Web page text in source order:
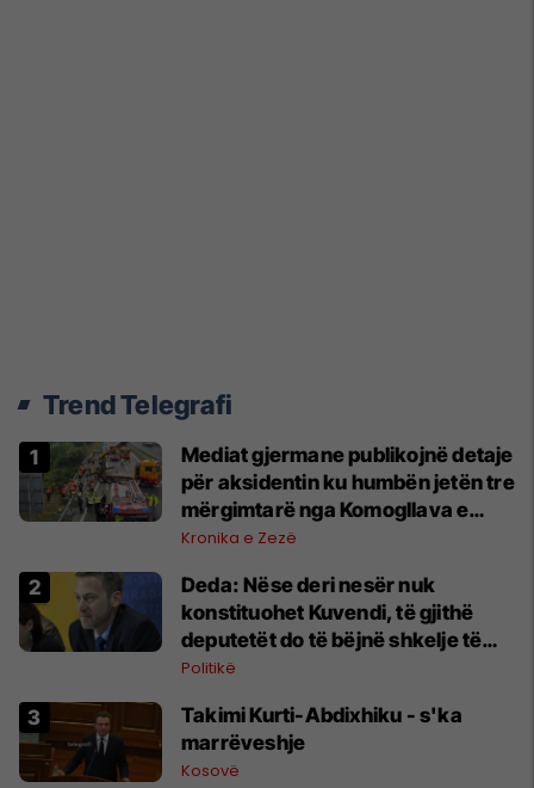
Trend Telegrafi
Mediat gjermane publikojnë detaje
për aksidentin ku humbën jetën tre
mërgimtarë nga Komogllava e
Ferizajt
Kronika e Zezë
Deda: Nëse deri nesër nuk
konstituohet Kuvendi, të gjithë
deputetët do të bëjnë shkelje të
rëndë kushtetuese
Politikë
Takimi Kurti-Abdixhiku - s'ka
marrëveshje
Kosovë